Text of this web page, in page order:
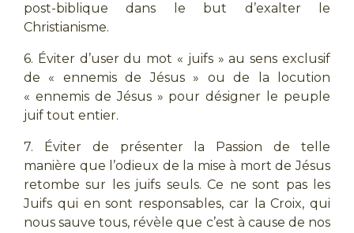
post-biblique dans le but d’exalter le
Christianisme.
6. Éviter d’user du mot « juifs » au sens exclusif
de « ennemis de Jésus » ou de la locution
« ennemis de Jésus » pour désigner le peuple
juif tout entier.
7. Éviter de présenter la Passion de telle
manière que l’odieux de la mise à mort de Jésus
retombe sur les juifs seuls. Ce ne sont pas les
Juifs qui en sont responsables, car la Croix, qui
nous sauve tous, révèle que c’est à cause de nos